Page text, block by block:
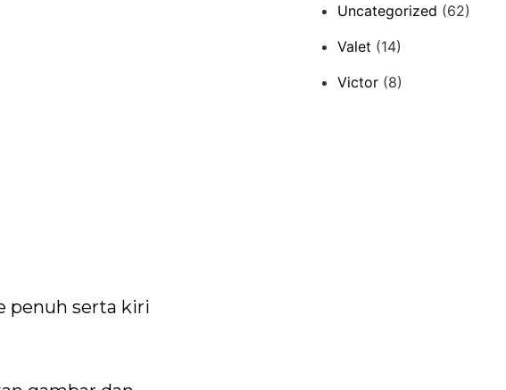
penuh serta kiri
Uncategorized (62)
Valet (14)
Victor(8)